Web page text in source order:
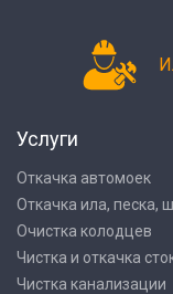
Услуги
Откачка автомоек
Откачка ила, песка,
Очистка колодцев
Чистка и откачка
Чистка канализации